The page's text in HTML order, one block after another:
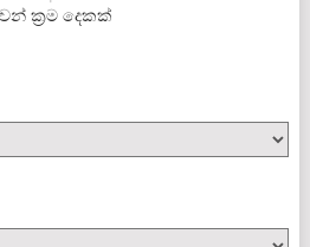
ක්‍රම දෙකක්